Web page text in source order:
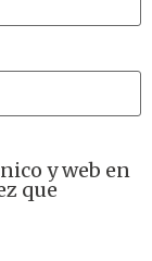
y web en
que